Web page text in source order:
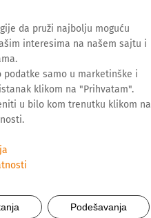
da pruži najbolju moguću
interesima na našem sajtu i
samo u marketinške i
klikom na "Prihvatam".
u bilo kom trenutku klikom na
Podešavanja